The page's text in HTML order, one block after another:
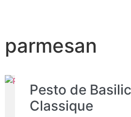
parmesan
Pesto de Basilic
Classique